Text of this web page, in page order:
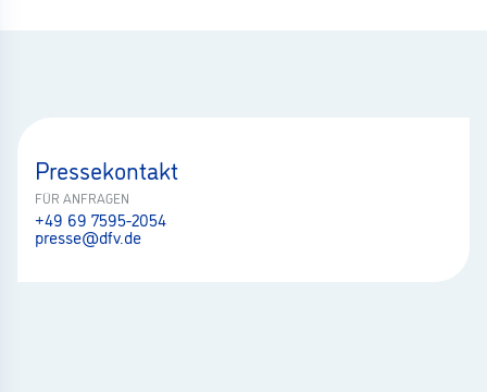
Pressekontakt
FÜR ANFRAGEN
+49 69 7595-2054
presse@dfv.de